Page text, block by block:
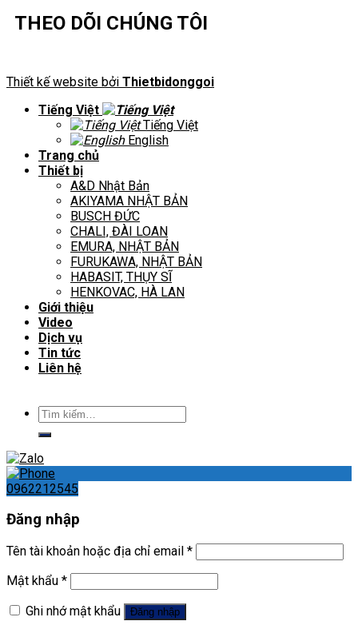
THEO DÕI CHÚNG TÔI
Thiết kế website bởi Thietbidonggoi
Tiếng Việt
Tiếng Việt
English
Trang chủ
Thiết bị
A&D Nhật Bản
AKIYAMA NHẬT BẢN
BUSCH ĐỨC
CHALI, ĐÀI LOAN
EMURA, NHẬT BẢN
FURUKAWA, NHẬT BẢN
HABASIT, THỤY SĨ
HENKOVAC, HÀ LAN
Giới thiệu
Video
Dịch vụ
Tin tức
Liên hệ
Tìm
kiếm:
0962212545
Đăng nhập
Tên tài khoản hoặc địa chỉ email *
Mật khẩu *
Ghi nhớ mật khẩu
Đăng nhập